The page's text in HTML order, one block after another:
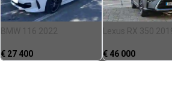
BMW 116 2022
€ 27 400
Lexus RX 350 2019
€ 46 000